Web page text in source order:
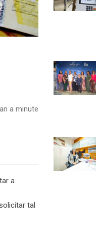
a minute
tal